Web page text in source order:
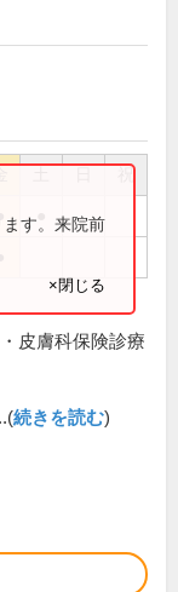
祝
す。来院前
×閉じる
皮膚科保険診療
続きを読む)